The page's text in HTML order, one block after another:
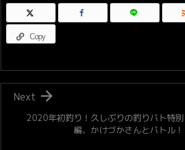
Copy
2020年初釣り！久しぶりの釣りバト特別
編、かけづかさんとバトル！

Next